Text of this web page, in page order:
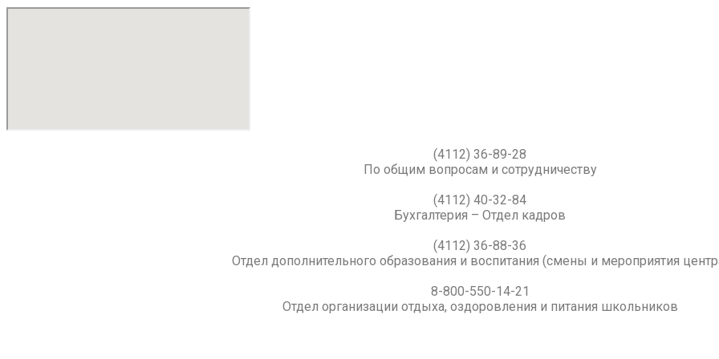
(4112) 36-89-28
По общим вопросам и сотрудничеству
(4112) 40-32-84
Бухгалтерия – Отдел кадров
(4112) 36-88-36
Отдел дополнительного образования и воспитания (смены и мероприятия
8-800-550-14-21
Отдел организации отдыха, оздоровления и питания школьников